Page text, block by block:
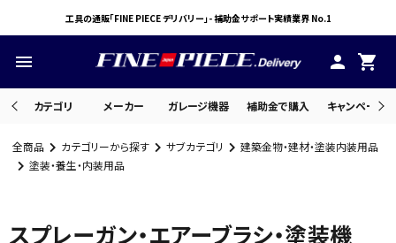
工具の通販「FINE PIECE デリバリー」- 補助金サポート実績業界 No.1
menu person shopping_cart
カテゴリ メーカー ガレージ機器 補助金で購入 キャンペーン
ACCOUNT MENU
全商品 カテゴリーから探す サブカテゴリ
建築金物・建材・塗装内装用品
塗装・養生・内装用品
スプレーガン・エアーブラシ・塗装機